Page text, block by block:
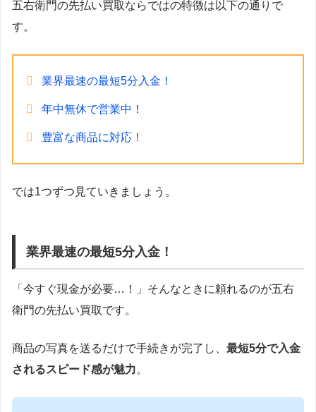
五右衛門の先払い買取ならではの特徴は以下の通りで
す。
業界最速の最短5分入金！
年中無休で営業中！
豊富な商品に対応！
では1つずつ見ていきましょう。
業界最速の最短5分入金！
「今すぐ現金が必要…！」そんなときに頼れるのが五右
衛門の先払い買取です。
商品の写真を送るだけで手続きが完了し、 最短5分で入金
されるスピード感が魅力。